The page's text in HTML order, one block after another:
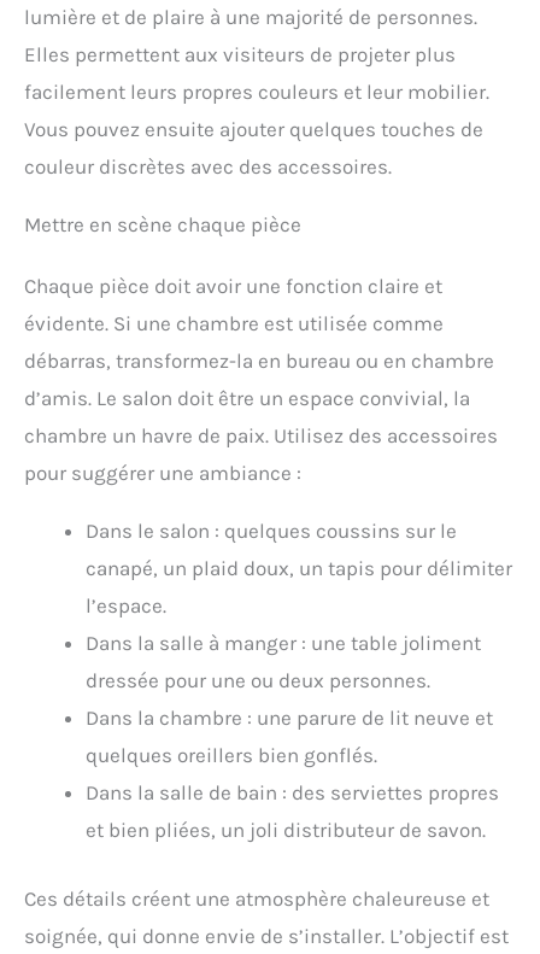
lumière et de plaire à une majorité de personnes.
Elles permettent aux visiteurs de projeter plus
facilement leurs propres couleurs et leur mobilier.
Vous pouvez ensuite ajouter quelques touches de
couleur discrètes avec des accessoires.
Mettre en scène chaque pièce
Chaque pièce doit avoir une fonction claire et
évidente. Si une chambre est utilisée comme
débarras, transformez-la en bureau ou en chambre
d’amis. Le salon doit être un espace convivial, la
chambre un havre de paix. Utilisez des accessoires
pour suggérer une ambiance :
Dans le salon : quelques coussins sur le
canapé, un plaid doux, un tapis pour délimiter
l’espace.
Dans la salle à manger : une table joliment
dressée pour une ou deux personnes.
Dans la chambre : une parure de lit neuve et
quelques oreillers bien gonflés.
Dans la salle de bain : des serviettes propres
et bien pliées, un joli distributeur de savon.
Ces détails créent une atmosphère chaleureuse et
soignée, qui donne envie de s’installer. L’objectif est